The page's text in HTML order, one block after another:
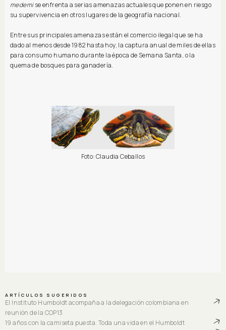
medemise enfrenta a serias amenazas actuales que ponen en riesgo
su supervivencia en otros lugares de la geografía nacional.
Entre sus principales amenazas están el comercio ilegal que se ha
dado al menos desde 1982 hasta hoy, la captura anual de miles de ellas
para consumo humano durante la época de Semana Santa, o la
quema de bosques para ganadería.
Foto: Claudia Ceballos
ARTÍCULOS SUGERIDOS
El Instituto Humboldt acompaña a la delegación colombiana en
reunión de la COP13
19 años con la camiseta puesta. Toda una vida en el Humboldt